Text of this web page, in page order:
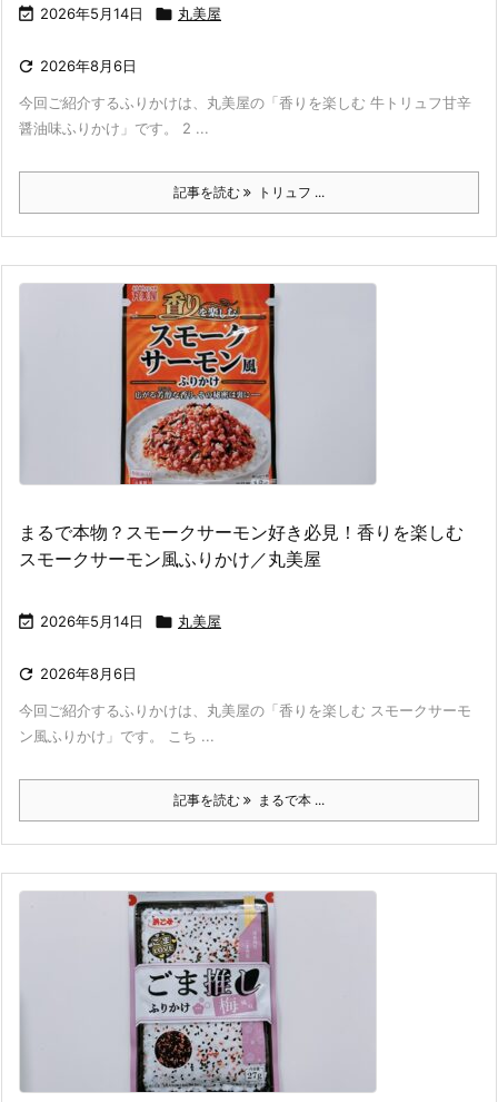
 2026年5月14日  丸美屋
 2026年8月6日
今回ご紹介するふりかけは、丸美屋の「香りを楽しむ 牛トリュフ甘辛
醤油味ふりかけ」です。 2 ...
記事を読む トリュフ ...
まるで本物？スモークサーモン好き必見！香りを楽しむ
スモークサーモン風ふりかけ／丸美屋
 2026年5月14日  丸美屋
 2026年8月6日
今回ご紹介するふりかけは、丸美屋の「香りを楽しむ スモークサーモ
ン風ふりかけ」です。 こち ...
記事を読む まるで本 ...